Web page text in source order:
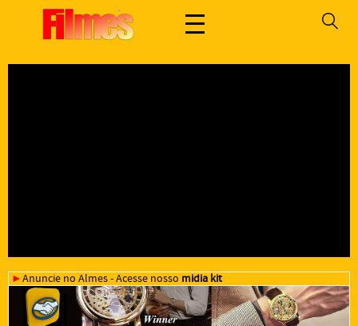
►Anuncie no Almes - Acesse nosso midia kit